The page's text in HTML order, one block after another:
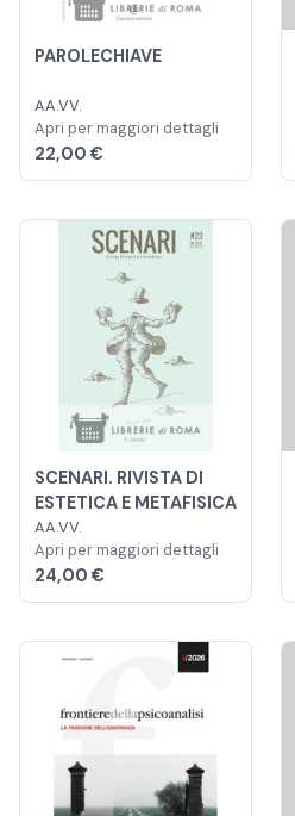
PAROLECHIAVE
AA.VV.
Apri per maggiori dettagli
22,00 €
SCENARI. RIVISTA DI
ESTETICA E METAFISICA
AA.VV.
Apri per maggiori dettagli
24,00 €